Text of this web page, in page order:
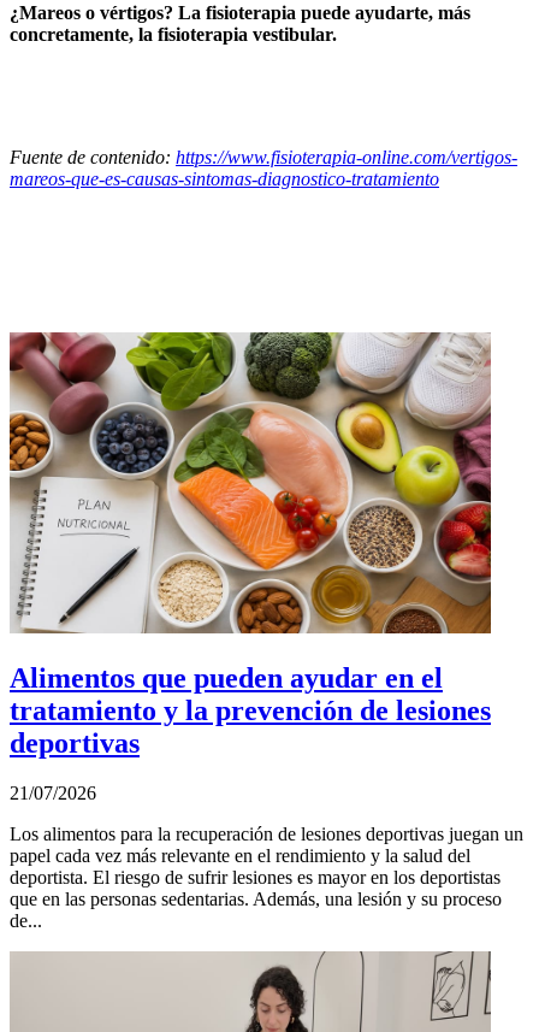
¿Mareos o vértigos? La fisioterapia puede ayudarte, más
concretamente, la fisioterapia vestibular.
Fuente de contenido: https://www.fisioterapia-online.com/vertigos-
mareos-que-es-causas-sintomas-diagnostico-tratamiento
Alimentos que pueden ayudar en el
tratamiento y la prevención de lesiones
deportivas
21/07/2026
Los alimentos para la recuperación de lesiones deportivas juegan un
papel cada vez más relevante en el rendimiento y la salud del
deportista. El riesgo de sufrir lesiones es mayor en los deportistas
que en las personas sedentarias. Además, una lesión y su proceso
de...